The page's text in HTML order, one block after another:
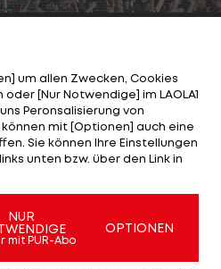
dem Kracher zwischen
losgeht, haben wir uns
Bundesliga-Vereine
Bei welchem Klub
Abo und bei wem
greifen?
um allen Zwecken, Cookies
[Nur Notwendige] im LAOLA1
Peronsalisierung von
mit [Optionen] auch eine
Sie können Ihre Einstellungen
unten bzw. über den Link in
NUR
mit PUR-Abo
OPTIONEN